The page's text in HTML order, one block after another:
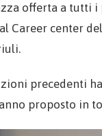
offerta a tutti i
Career center
precedenti
proposto in